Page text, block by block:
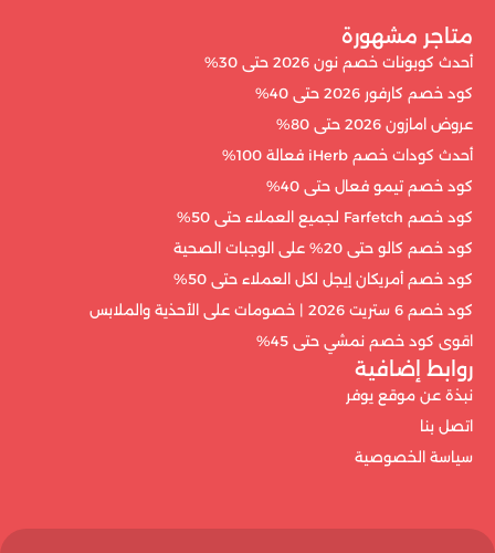
متاجر مشهورة
أحدث كوبونات خصم نون 2026 حتى 30%
كود خصم كارفور 2026 حتى 40%
عروض امازون 2026 حتى 80%
أحدث كودات خصم iHerb فعالة 100%
كود خصم تيمو فعال حتى 40%
كود خصم Farfetch لجميع العملاء حتى 50%
كود خصم كالو حتى 20% على الوجبات الصحية
كود خصم أمريكان إيجل لكل العملاء حتى 50%
كود خصم 6 ستريت 2026 | خصومات على الأحذية والملابس
اقوى كود خصم نمشي حتى 45%
روابط إضافية
نبذة عن موقع يوفر
اتصل بنا
سياسة الخصوصية